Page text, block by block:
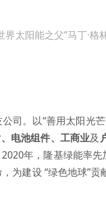
太阳能之父”马丁·格
司。以“善用太阳光
、 电池组件、 工商业及
年，隆基绿能率
为建设 “绿色地球”